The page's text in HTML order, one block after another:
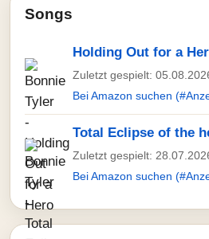
Songs
Holding Out for a
Zuletzt gespielt:
Bei Amazon suchen
Total Eclipse of the
Zuletzt gespielt:
Bei Amazon suchen